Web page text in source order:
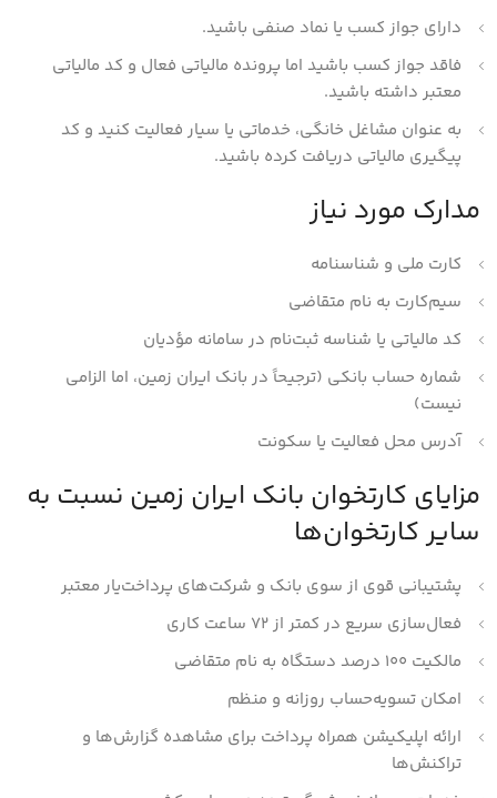
دارای جواز کسب یا نماد صنفی باشید.
فاقد جواز کسب باشید اما پرونده مالیاتی فعال و کد مالیاتی
معتبر داشته باشید.
به عنوان مشاغل خانگی، خدماتی یا سیار فعالیت کنید و کد
پیگیری مالیاتی دریافت کرده باشید.
مدارک مورد نیاز
کارت ملی و شناسنامه
سیم‌کارت به نام متقاضی
کد مالیاتی یا شناسه ثبت‌نام در سامانه مؤدیان
شماره حساب بانکی (ترجیحاً در بانک ایران زمین، اما الزامی
نیست)
آدرس محل فعالیت یا سکونت
مزایای کارتخوان بانک ایران زمین نسبت به
سایر کارتخوان‌ها
پشتیبانی قوی از سوی بانک و شرکت‌های پرداخت‌یار معتبر
فعال‌سازی سریع در کمتر از ۷۲ ساعت کاری
مالکیت ۱۰۰ درصد دستگاه به نام متقاضی
امکان تسویه‌حساب روزانه و منظم
ارائه اپلیکیشن همراه پرداخت برای مشاهده گزارش‌ها و
تراکنش‌ها